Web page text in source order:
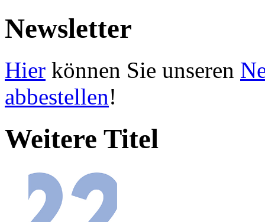
Newsletter
Hier können Sie unseren
abbestellen!
Weitere Titel